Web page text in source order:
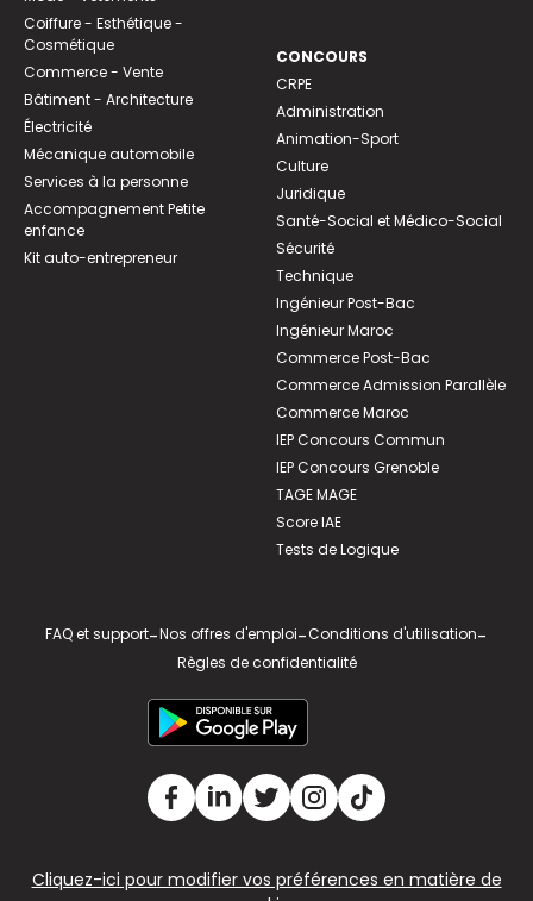
Coiffure - Esthétique -
Cosmétique
Commerce - Vente
Bâtiment - Architecture
Électricité
Mécanique automobile
Services à la personne
Accompagnement Petite
enfance
Kit auto-entrepreneur
CONCOURS
CRPE
Administration
Animation-Sport
Culture
Juridique
Santé-Social et Médico-Social
Sécurité
Technique
Ingénieur Post-Bac
Ingénieur Maroc
Commerce Post-Bac
Commerce Admission Parallèle
Commerce Maroc
IEP Concours Commun
IEP Concours Grenoble
TAGE MAGE
Score IAE
Tests de Logique
FAQ et support-Nos offres d'emploi-Conditions d'utilisation-
Règles de confidentialité
Cliquez-ici pour modifier vos préférences en matière de